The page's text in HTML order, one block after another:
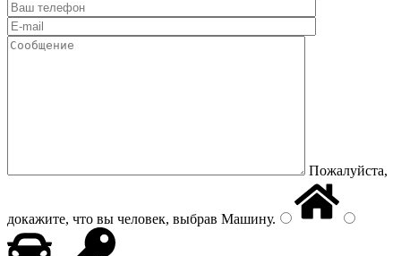
Пожалуйста,
докажите, что вы человек, выбрав Машину.